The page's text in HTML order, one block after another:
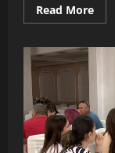
Read MoreRead
more
–
за